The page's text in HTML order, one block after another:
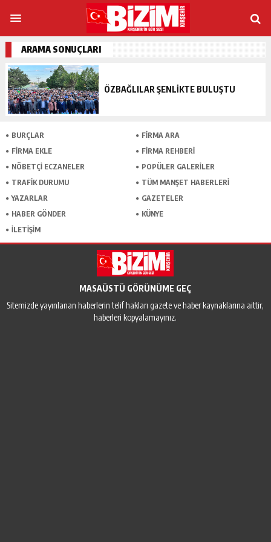
ARAMA SONUÇLARI
ÖZBAĞLILAR ŞENLİKTE BULUŞTU
BURÇLAR
FİRMA ARA
FİRMA EKLE
FİRMA REHBERİ
NÖBETÇİ ECZANELER
POPÜLER GALERİLER
TRAFİK DURUMU
TÜM MANŞET HABERLERİ
YAZARLAR
GAZETELER
HABER GÖNDER
KÜNYE
İLETİŞİM
MASAÜSTÜ GÖRÜNÜME GEÇ
Sitemizde yayınlanan haberlerin telif hakları gazete ve haber kaynaklarına aittir,
haberleri kopyalamayınız.